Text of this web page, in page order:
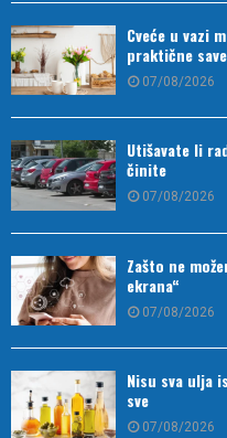
Cveće u vazi
praktične
07/08/2026
Utišavate li
činite
07/08/2026
Zašto ne
ekrana“
07/08/2026
Nisu sva ulja
sve
07/08/2026